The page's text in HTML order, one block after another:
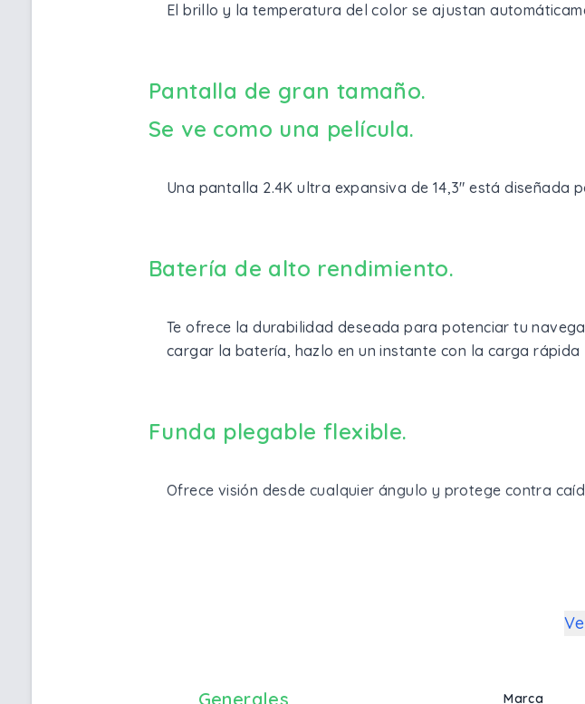
El brillo y la temperatura del color se ajustan
Pantalla de gran tamaño.
Se ve como una película.
Una pantalla 2.4K ultra expansiva de 14,3" está diseñada
Batería de alto rendimiento.
Te ofrece la durabilidad deseada para potenciar tu
cargar la batería, hazlo en un instante con la carga rápida
Funda plegable flexible.
Ofrece visión desde cualquier ángulo y protege contra
Generales Marca